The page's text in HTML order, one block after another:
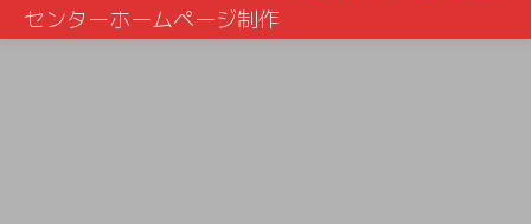
センターホームページ制作